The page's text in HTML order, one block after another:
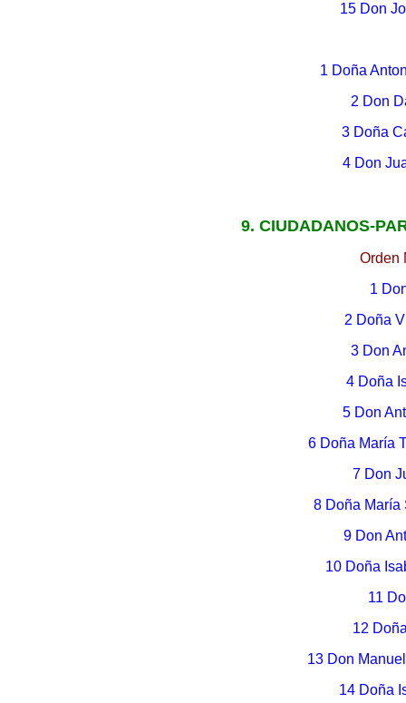
15 Don
1 Doña
2 Don
3 Doña
4 Don
9. CIUDADANOS-
Orden
1
2 Doña
3 Don
4 Doña
5 Don
6 Doña María
7 Don
8 Doña María
9 Don
10 Doña
11
12
13 Don
14 Doña